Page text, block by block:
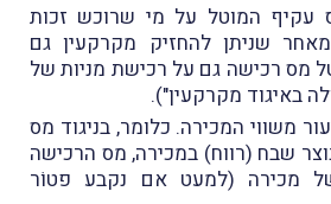
עקיף המוטל על מי שרוכש זכות
שניתן להחזיק מקרקעין גם
מס רכישה גם על רכישת מניות של
באיגוד מקרקעין").
משווי המכירה. כלומר, בניגוד מס
שבח (רווח) במכירה, מס הרכישה
מכירה (למעט אם נקבע פטוֹר